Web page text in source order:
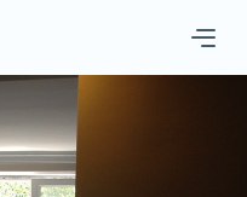
Geo Eng